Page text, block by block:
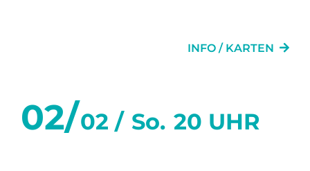
INFO / KARTEN
02/02 / So. 20 UHR